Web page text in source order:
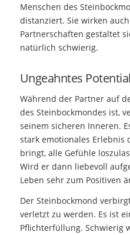
Menschen des
distanziert. Sie wirken
Partnerschaften gestaltet
natürlich schwierig.
Ungeahntes Potential
Während der Partner auf
des Steinbockmondes ist,
seinem sicheren Inneren.
stark emotionales Erlebnis
bringt, alle Gefühle
Wird er dann liebevoll
Leben sehr zum Positiven
Der Steinbockmond
verletzt zu werden. Es ist
Pflichterfüllung. Schwierig